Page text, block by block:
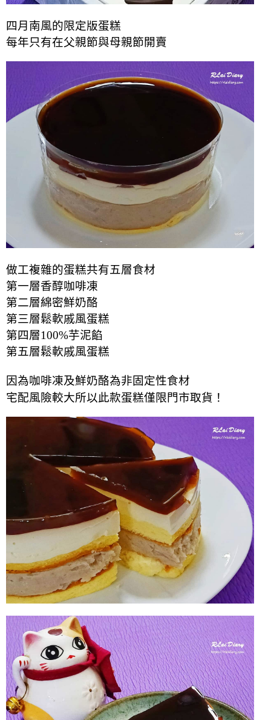
四月南風的限定版蛋糕
每年只有在父親節與母親節開賣
做工複雜的蛋糕共有五層食材
第一層香醇咖啡凍
第二層綿密鮮奶酪
第三層鬆軟戚風蛋糕
第四層100%芋泥餡
第五層鬆軟戚風蛋糕
因為咖啡凍及鮮奶酪為非固定性食材
宅配風險較大所以此款蛋糕僅限門市取貨！